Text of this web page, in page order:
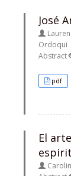
José
Ordoqui
Abstract
pdf
El